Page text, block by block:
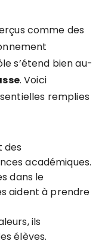
comme des
s’étend bien au-
sse. Voici
remplies
des
académiques.
dans le
aident à prendre
ils
élèves.